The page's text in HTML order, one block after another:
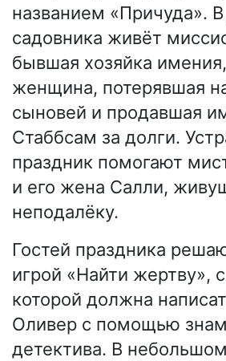
названием «Причуда».
садовника живёт
бывшая хозяйка
женщина, потерявшая
сыновей и продавшая
Стаббсам за долги.
праздник помогают
и его жена Салли,
неподалёку.
Гостей праздника
игрой «Найти жертву»,
которой должна
Оливер с помощью
детектива. В